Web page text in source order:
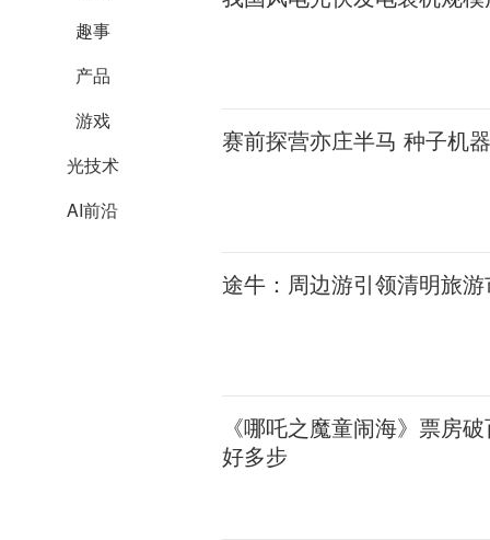
趣事
产品
游戏
光技术
AI前沿
赛前探营亦庄半马 种子机
途牛：周边游引领清明旅
《哪吒之魔童闹海》票房
好多步